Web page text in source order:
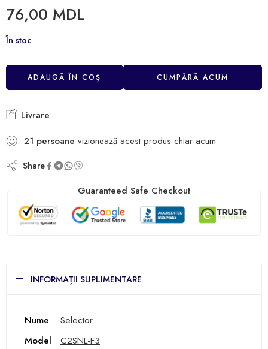
76,00 MDL
În stoc
ADAUGĂ ÎN COȘ CUMPĂRĂ ACUM
Livrare
21 persoane vizionează acest produs chiar acum
Share
Guaranteed Safe Checkout
INFORMAȚII SUPLIMENTARE
Nume
Selector
Model
C2SNL-F3